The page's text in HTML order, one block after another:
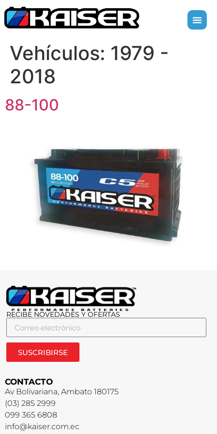
Vehículos: 1979 -
2018
88-100
RECIBE NOVEDADES Y OFERTAS
SUSCRIBIRSE
CONTACTO
Av Bolivariana, Ambato 180175
(03) 285 2999
099 365 6808
info@kaiser.com.ec